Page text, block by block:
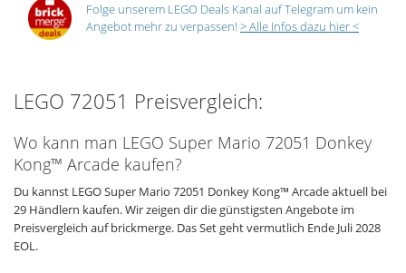
Folge unserem LEGO Deals Kanal auf Telegram um kein
Angebot mehr zu verpassen! > Alle Infos dazu hier <
LEGO 72051 Preisvergleich:
Wo kann man LEGO Super Mario 72051 Donkey
Kong™ Arcade kaufen?
Du kannst LEGO Super Mario 72051 Donkey Kong™ Arcade aktuell bei
29 Händlern kaufen. Wir zeigen dir die günstigsten Angebote im
Preisvergleich auf brickmerge. Das Set geht vermutlich Ende Juli 2028
EOL.